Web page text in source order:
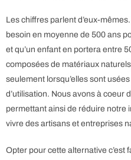
Les chiffres parlent d’eux-
besoin en moyenne de 500 ans
et qu’un enfant en portera entre
composées de matériaux
seulement lorsqu’elles sont
d’utilisation. Nous avons à coeur
permettant ainsi de réduire notre
vivre des artisans et entreprises
Opter pour cette alternative c’est